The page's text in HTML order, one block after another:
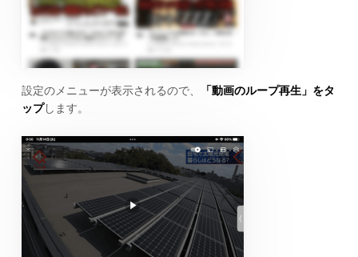
設定のメニューが表示されるので、
「動画のループ再生」をタ
ップします。